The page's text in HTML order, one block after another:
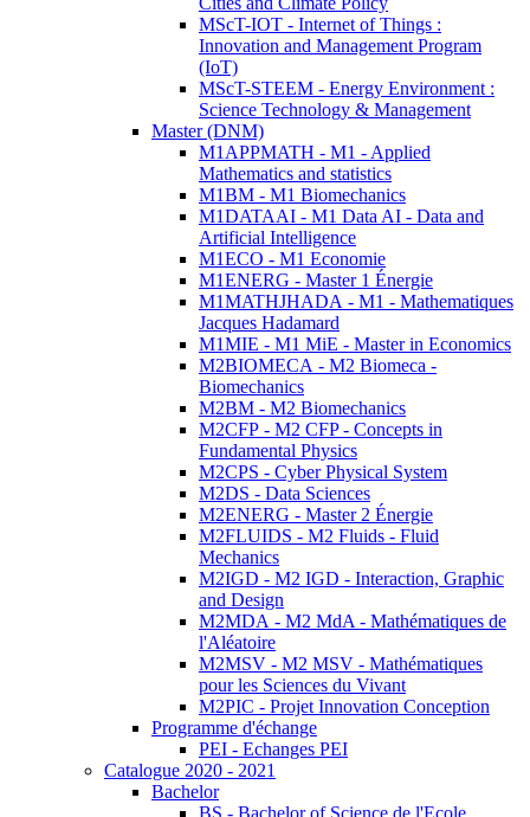
MScT-IOT - Internet of Things :
Innovation and Management Program
(IoT)
MScT-STEEM - Energy Environment :
Science Technology & Management
Master (DNM)
M1APPMATH - M1 - Applied
Mathematics and statistics
M1BM - M1 Biomechanics
M1DATAAI - M1 Data AI - Data and
Artificial Intelligence
M1ECO - M1 Economie
M1ENERG - Master 1 Énergie
M1MATHJHADA - M1 - Mathematiques
Jacques Hadamard
M1MIE - M1 MiE - Master in Economics
M2BIOMECA - M2 Biomeca -
Biomechanics
M2BM - M2 Biomechanics
M2CFP - M2 CFP - Concepts in
Fundamental Physics
M2CPS - Cyber Physical System
M2DS - Data Sciences
M2ENERG - Master 2 Énergie
M2FLUIDS - M2 Fluids - Fluid
Mechanics
M2IGD - M2 IGD - Interaction, Graphic
and Design
M2MDA - M2 MdA - Mathématiques de
l'Aléatoire
M2MSV - M2 MSV - Mathématiques
pour les Sciences du Vivant
M2PIC - Projet Innovation Conception
Programme d'échange
PEI - Echanges PEI
Catalogue 2020 - 2021
Bachelor
BS - Bachelor of Science de l'Ecole